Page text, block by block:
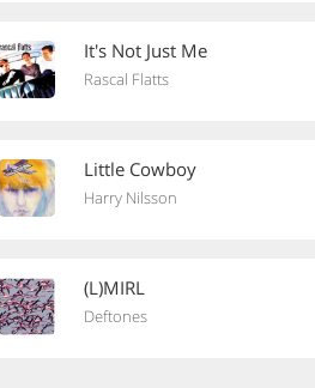
It's Not Just Me
Rascal Flatts
Little Cowboy
Harry Nilsson
(L)MIRL
Deftones